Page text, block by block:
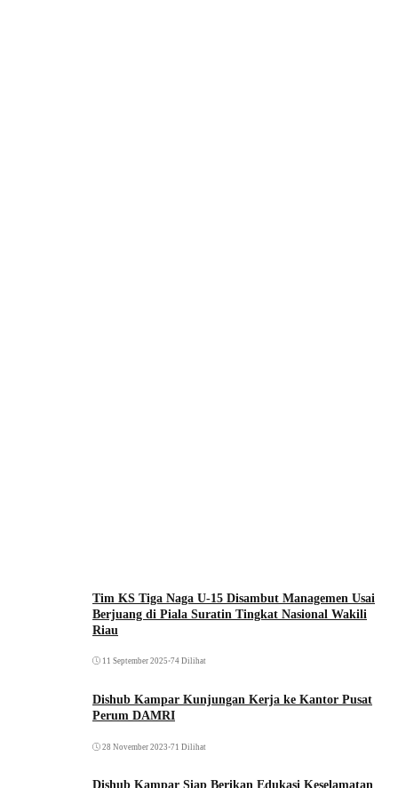
Tim KS Tiga Naga U-15 Disambut Managemen Usai
Berjuang di Piala Suratin Tingkat Nasional Wakili
Riau
11 September 2025 •74 Dilihat
Dishub Kampar Kunjungan Kerja ke Kantor Pusat
Perum DAMRI
28 November 2023 •71 Dilihat
Dishub Kampar Siap Berikan Edukasi Keselamatan